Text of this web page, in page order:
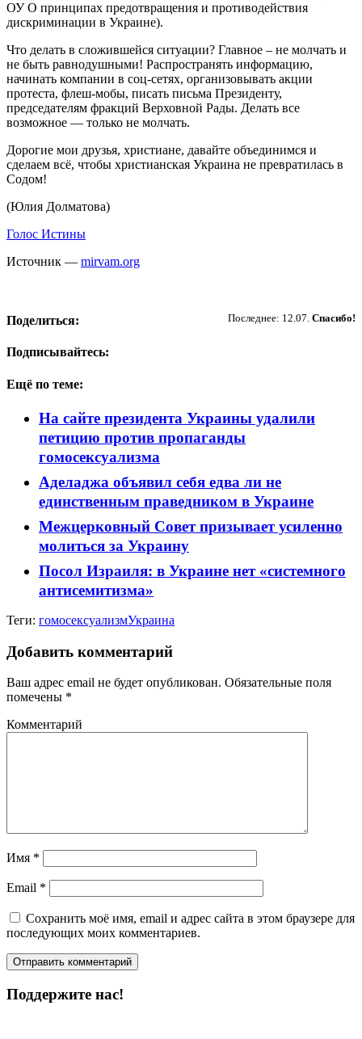
ОУ О принципах предотвращения и противодействия
дискриминации в Украине).
Что делать в сложившейся ситуации? Главное – не молчать и
не быть равнодушными! Распространять информацию,
начинать компании в соц-сетях, организовывать акции
протеста, флеш-мобы, писать письма Президенту,
председателям фракций Верховной Рады. Делать все
возможное — только не молчать.
Дорогие мои друзья, христиане, давайте объединимся и
сделаем всё, чтобы христианская Украина не превратилась в
Содом!
(Юлия Долматова)
Голос Истины
Источник — mirvam.org
Последнее: 12.07. Спасибо!
Поделиться:
Подписывайтесь:
Ещё по теме:
На сайте президента Украины удалили
петицию против пропаганды
гомосексуализма
Аделаджа объявил себя едва ли не
единственным праведником в Украине
Межцерковный Совет призывает усиленно
молиться за Украину
Посол Израиля: в Украине нет «системного
антисемитизма»
Теги: гомосексуализмУкраина
Добавить комментарий
Ваш адрес email не будет опубликован. Обязательные поля
помечены *
Комментарий
Имя *
Email *
Сохранить моё имя, email и адрес сайта в этом браузере для
последующих моих комментариев.
Поддержите нас!